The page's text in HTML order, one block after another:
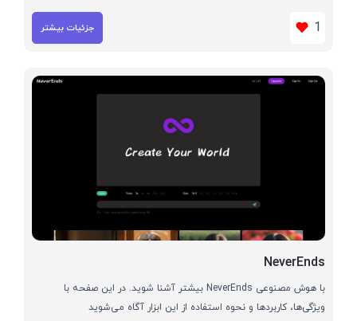
1 جزئیات بیشتر
NeverEnds
با هوش مصنوعی NeverEnds بیشتر آشنا شوید. در این صفحه با
ویژگی‌ها، کاربردها و نحوه استفاده از این ابزار آگاه می‌شوید